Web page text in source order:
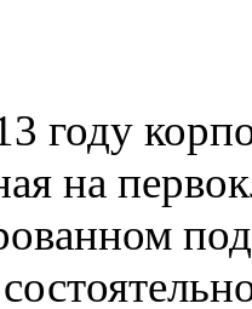
году
на